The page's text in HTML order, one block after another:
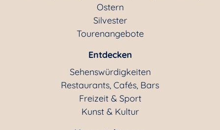
Ostern
Silvester
Tourenangebote
Entdecken
Sehenswürdigkeiten
Restaurants, Cafés, Bars
Freizeit & Sport
Kunst & Kultur